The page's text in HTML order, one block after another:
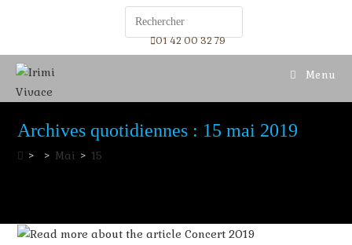
01 42 00 32 79
Menu
Archives quotidiennes : 15 mai 2019
> > Mai > 15